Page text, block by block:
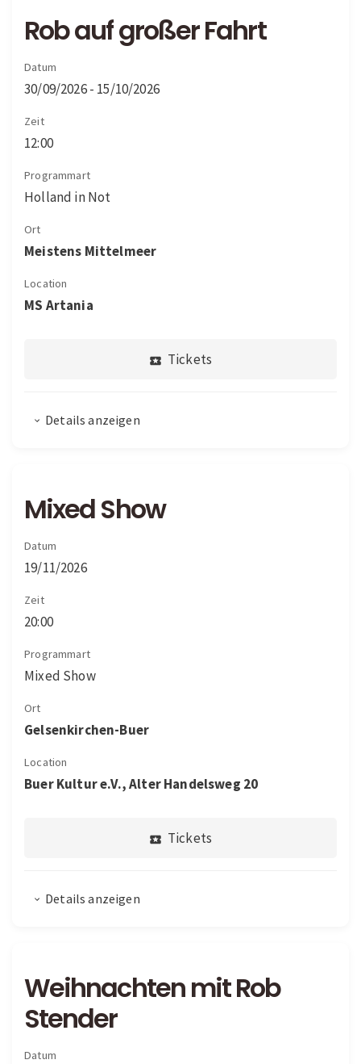
Rob auf großer Fahrt
Datum
30/09/2026 - 15/10/2026
Zeit
12:00
Programmart
Holland in Not
Ort
Meistens Mittelmeer
Location
MS Artania
Tickets
Details anzeigen
Mixed Show
Datum
19/11/2026
Zeit
20:00
Programmart
Mixed Show
Ort
Gelsenkirchen-Buer
Location
Buer Kultur e.V., Alter Handelsweg 20
Tickets
Details anzeigen
Weihnachten mit Rob
Stender
Datum